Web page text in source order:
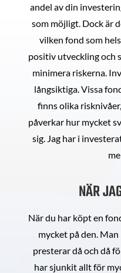
andel av din
som möjligt. Dock är
vilken fond som
positiv utveckling och
minimera riskerna.
långsiktiga. Vissa
finns olika
påverkar hur mycket
sig. Jag har i
NÄR
När du har köpt en
mycket på den.
presterar då och då
har sjunkit allt för